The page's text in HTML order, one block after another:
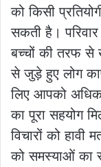
को किसी
सकती है।
बच्चों की तरफ से
से जुड़े हुए लोग
लिए आपको
का पूरा सहयोग
विचारों को हावी
को समस्याओं का